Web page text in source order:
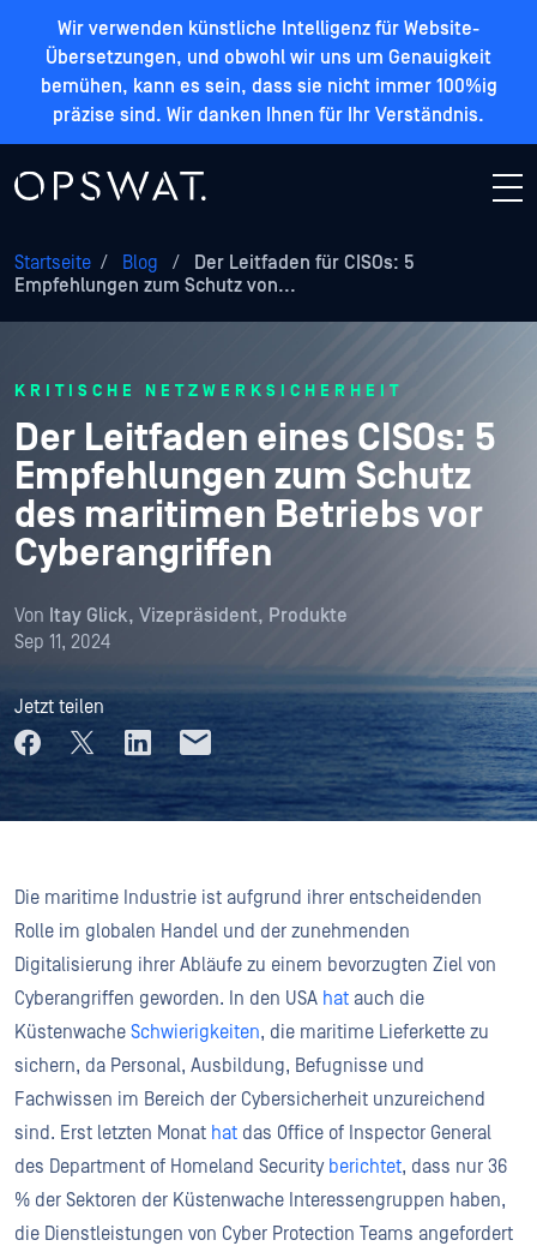
Wir verwenden künstliche Intelligenz für Website-
Übersetzungen, und obwohl wir uns um Genauigkeit
bemühen, kann es sein, dass sie nicht immer 100%ig
präzise sind. Wir danken Ihnen für Ihr Verständnis.
Startseite / Blog /
Der Leitfaden für CISOs: 5
Empfehlungen zum Schutz von...
KRITISCHE NETZWERKSICHERHEIT
Der Leitfaden eines CISOs: 5
Empfehlungen zum Schutz
des maritimen Betriebs vor
Cyberangriffen
Von Itay Glick, Vizepräsident, Produkte
Sep 11, 2024
Jetzt teilen
Die maritime Industrie ist aufgrund ihrer entscheidenden
Rolle im globalen Handel und der zunehmenden
Digitalisierung ihrer Abläufe zu einem bevorzugten Ziel von
Cyberangriffen geworden. In den USA hat auch die
Küstenwache Schwierigkeiten, die maritime Lieferkette zu
sichern, da Personal, Ausbildung, Befugnisse und
Fachwissen im Bereich der Cybersicherheit unzureichend
sind. Erst letzten Monat hat das Office of Inspector General
des Department of Homeland Security berichtet, dass nur 36
% der Sektoren der Küstenwache Interessengruppen haben,
die Dienstleistungen von Cyber Protection Teams angefordert